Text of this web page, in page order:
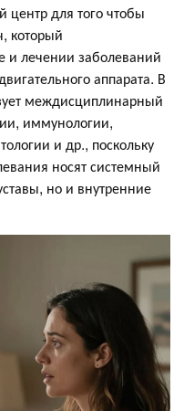
для того чтобы
который
и лечении заболеваний
аппарата. В
междисциплинарный
иммунологии,
и др., поскольку
носят системный
но и внутренние